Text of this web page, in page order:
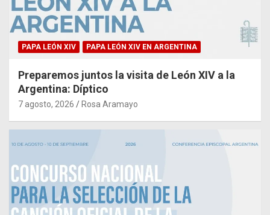
PAPA LEÓN XIV PAPA LEÓN XIV EN ARGENTINA
Preparemos juntos la visita de León XIV a la
Argentina: Díptico
7 agosto, 2026 Rosa Aramayo